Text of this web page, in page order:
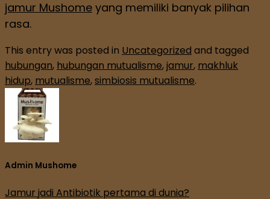
jamur Mushome yang memiliki banyak pilihan
rasa.
This entry was posted in Uncategorized and tagged
hubungan, hubungan mutualisme,jamur, makhluk
hidup, mutualisme,simbiosis mutualisme.
Admin Mushome
Jamur jadi Antibiotik pertama di dunia?